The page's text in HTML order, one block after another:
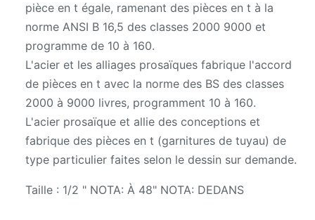
pièce en t égale, ramenant des pièces en t à la
norme ANSI B 16,5 des classes 2000 9000 et
programme de 10 à 160.
L'acier et les alliages prosaïques fabrique l'accord
de pièces en t avec la norme des BS des classes
2000 à 9000 livres, programment 10 à 160.
L'acier prosaïque et allie des conceptions et
fabrique des pièces en t (garnitures de tuyau) de
type particulier faites selon le dessin sur demande.
Taille : 1/2 " NOTA: À 48" NOTA: DEDANS